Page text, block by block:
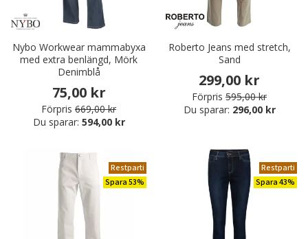
Nybo Workwear mammabyxa
med extra benlängd, Mörk
Denimblå
75,00 kr
Förpris 669,00 kr
Du sparar: 594,00 kr
Roberto Jeans med stretch,
Sand
299,00 kr
Förpris 595,00 kr
Du sparar: 296,00 kr
Restparti
Spara 53%
Restparti
Spara 43%